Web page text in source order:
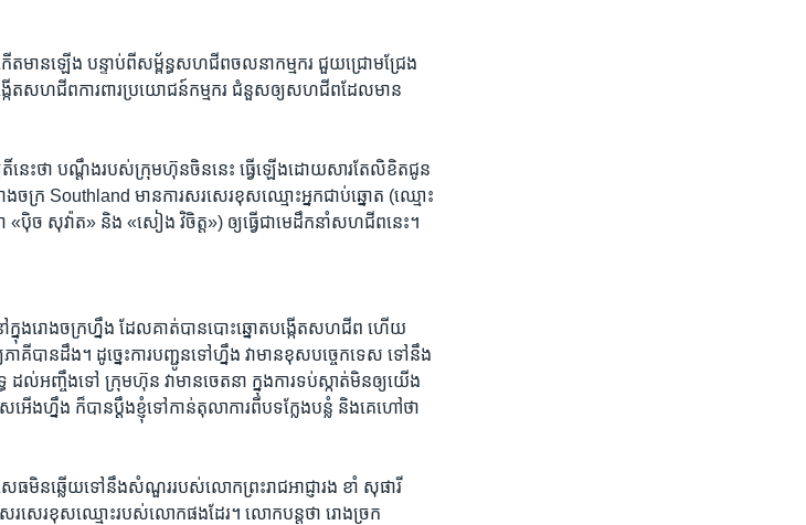
ត​មាន​ឡើង​ បន្ទាប់​ពី​សម្ព័ន្ធ​សហជីព​ចលនា​កម្មករ​ ជួយ​ជ្រោមជ្រែង​
ង្កើត​សហជីព​ការពារ​ប្រយោជន៍​កម្មករ​ ជំនួស​ឲ្យ​សហជីព​ដែល​មាន​
នេះ​ថា​ បណ្តឹង​របស់​ក្រុមហ៊ុន​ចិន​នេះ ធ្វើ​ឡើង​ដោយសារ​តែ​លិខិត​ជូន​
ក្រ​ Southland​ មាន​ការ​សរសេរ​ខុស​ឈ្មោះ​អ្នក​ជាប់​ឆ្នោត (ឈ្មោះ
ប៉ិច សុវ៉ាត‍» និង ‍«សៀង វិចិត្ត‍») ​ឲ្យ​ធ្វើ​ជា​មេដឹកនាំ​សហជីព​នេះ។​
ង​រោងចក្រ​ហ្នឹង ​ដែល​គាត់​បាន​បោះឆ្នោត​បង្កើត​សហជីព​ ហើយ​
គី​បាន​ដឹង។ ដូច្នេះ​ការ​បញ្ជូន​ទៅ​ហ្នឹង​ វា​មាន​ខុស​បច្ចេកទេស​ ទៅ​នឹង​
ទ្ធ​ ដល់​អញ្ចឹង​ទៅ​ ក្រុម​ហ៊ុន​ វា​មាន​ចេតនា​ ក្នុង​ការ​ទប់​ស្កាត់​មិន​ឲ្យ​យើង
ងហ្នឹង​ ក៏​បាន​ប្តឹង​ខ្ញុំ​ទៅ​កាន់​តុលាការ​ពី​បទ​ក្លែងបន្លំ​ និង​គេ​ហៅ​ថា​
ន​ឆ្លើយ​ទៅ​នឹង​សំណួរ​របស់​លោក​ព្រះរាជ​អាជ្ញា​រង ខាំ​ សុផារី​
សេរ​ខុស​ឈ្មោះ​របស់​លោក​ផង​ដែរ។​ លោក​បន្តថា​ រោងច្រក​